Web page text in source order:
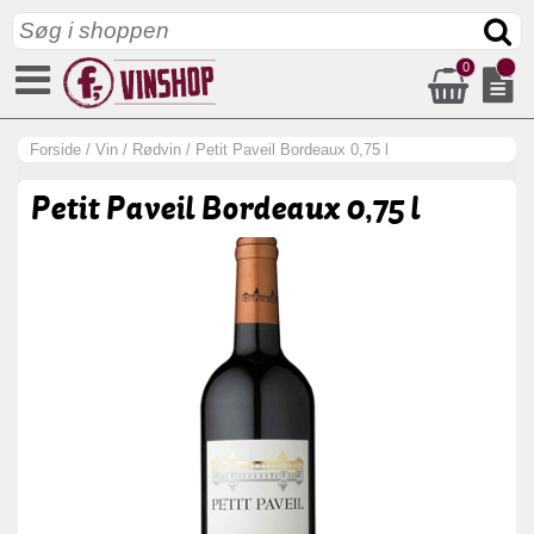
0
Forside / Vin / Rødvin / Petit Paveil Bordeaux 0,75 l
Petit Paveil Bordeaux 0,75 l